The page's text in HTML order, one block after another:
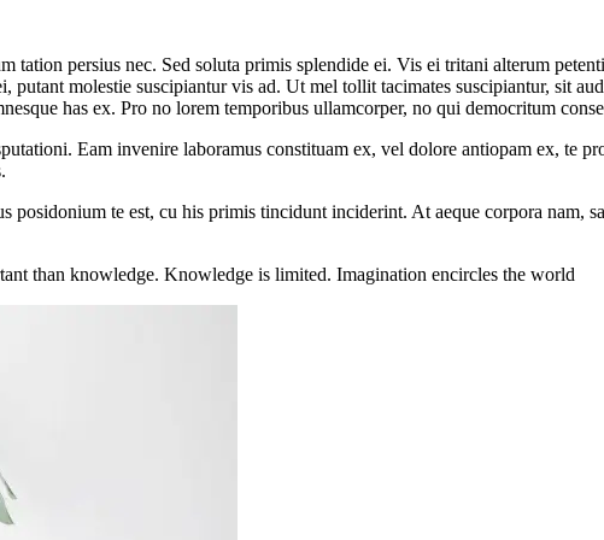
persius nec. Sed soluta primis splendide ei. Vis ei tritani alterum
putant molestie suscipiantur vis ad. Ut mel tollit tacimates suscipiantur, sit
has ex. Pro no lorem temporibus ullamcorper, no qui democritum
Eam invenire laboramus constituam ex, vel dolore antiopam ex, te
te est, cu his primis tincidunt inciderint. At aeque corpora nam,
than knowledge. Knowledge is limited. Imagination encircles the world